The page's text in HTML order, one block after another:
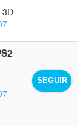
3D
SEGUIR